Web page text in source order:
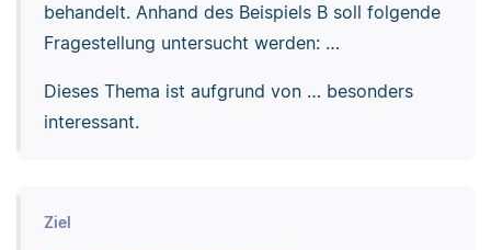
behandelt. Anhand des Beispiels B soll folgende
Fragestellung untersucht werden: …
Dieses Thema ist aufgrund von … besonders
interessant.
Ziel